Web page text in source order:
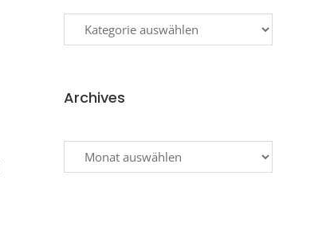
Archives